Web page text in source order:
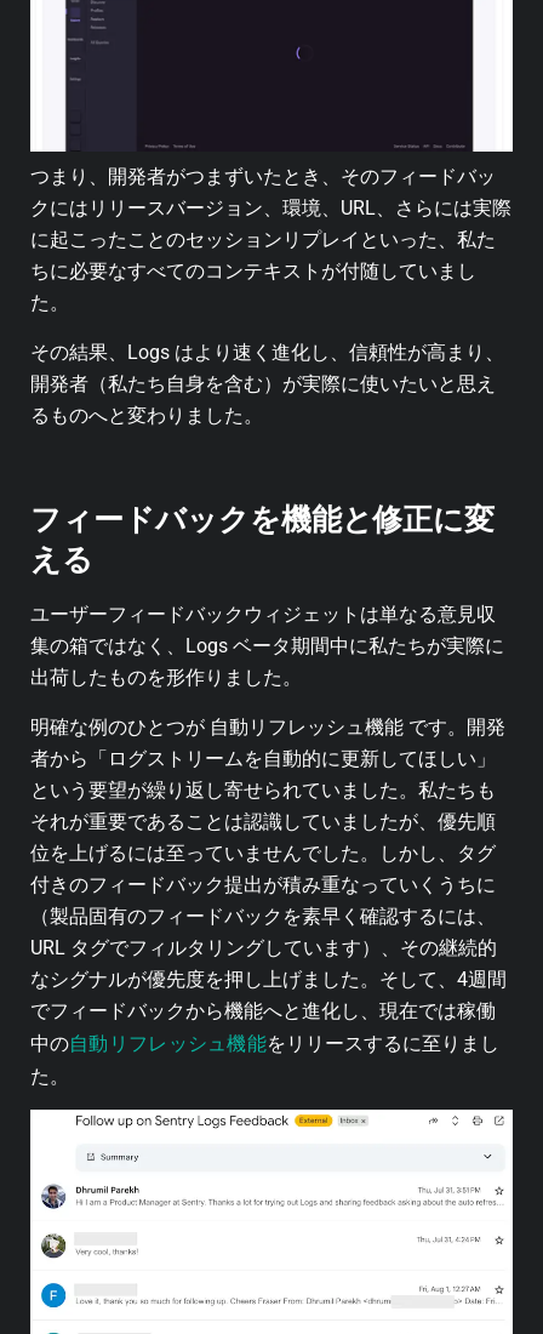
つまり、開発者がつまずいたとき、そのフィードバッ
クにはリリースバージョン、環境、URL、さらには実際
に起こったことのセッションリプレイといった、私た
ちに必要なすべてのコンテキストが付随していまし
た。
その結果、Logs はより速く進化し、信頼性が高まり、
開発者（私たち自身を含む）が実際に使いたいと思え
るものへと変わりました。
フィードバックを機能と修正に変
える
ユーザーフィードバックウィジェットは単なる意見収
集の箱ではなく、Logs ベータ期間中に私たちが実際に
出荷したものを形作りました。
明確な例のひとつが 自動リフレッシュ機能 です。開発
者から「ログストリームを自動的に更新してほしい」
という要望が繰り返し寄せられていました。私たちも
それが重要であることは認識していましたが、優先順
位を上げるには至っていませんでした。しかし、タグ
付きのフィードバック提出が積み重なっていくうちに
（製品固有のフィードバックを素早く確認するには、
URL タグでフィルタリングしています）、その継続的
なシグナルが優先度を押し上げました。そして、4週間
でフィードバックから機能へと進化し、現在では稼働
中の自動リフレッシュ機能をリリースするに至りまし
た。